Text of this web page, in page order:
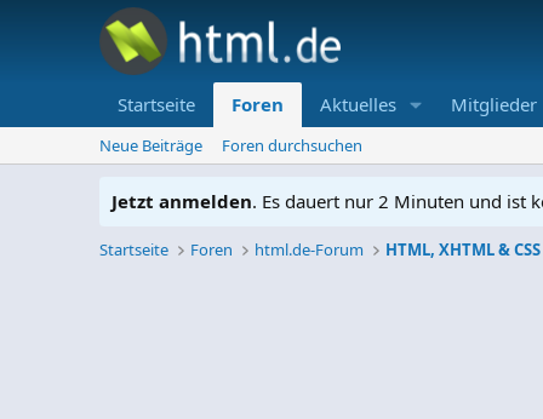
Startseite Foren Aktuelles Mitglieder
Neue Beiträge Foren durchsuchen
Jetzt anmelden. Es dauert nur 2 Minuten und ist
Startseite Foren html.de-Forum HTML, XHTML & CSS